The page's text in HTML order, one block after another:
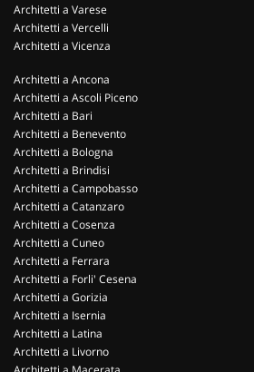
Architetti a Varese
Architetti a Vercelli
Architetti a Vicenza
Architetti a Ancona
Architetti a Ascoli Piceno
Architetti a Bari
Architetti a Benevento
Architetti a Bologna
Architetti a Brindisi
Architetti a Campobasso
Architetti a Catanzaro
Architetti a Cosenza
Architetti a Cuneo
Architetti a Ferrara
Architetti a Forli' Cesena
Architetti a Gorizia
Architetti a Isernia
Architetti a Latina
Architetti a Livorno